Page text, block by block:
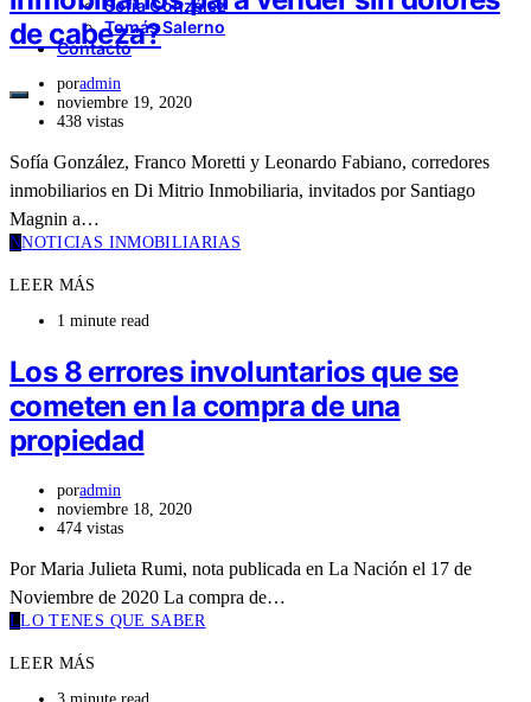
Sofía González
Tomás Salerno
Contacto
de cabeza?
poradmin
noviembre 19, 2020
438 vistas
Sofía González, Franco Moretti y Leonardo Fabiano, corredores
inmobiliarios en Di Mitrio Inmobiliaria, invitados por Santiago
Magnin a…
NNOTICIAS INMOBILIARIAS
LEER MÁS
1 minute read
Los 8 errores involuntarios que se
cometen en la compra de una
propiedad
poradmin
noviembre 18, 2020
474 vistas
Por Maria Julieta Rumi, nota publicada en La Nación el 17 de
Noviembre de 2020 La compra de…
LLO TENES QUE SABER
LEER MÁS